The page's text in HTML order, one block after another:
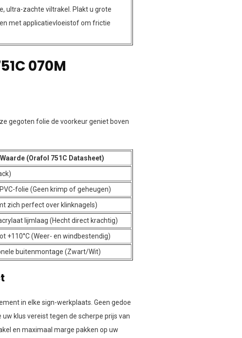
ultra-zachte viltrakel. Plakt u grote
met applicatievloeistof om frictie
070M
gegoten folie de voorkeur geniet boven
(Orafol 751C Datasheet)
folie (Geen krimp of geheugen)
zich perfect over klinknagels)
lijmlaag (Hecht direct krachtig)
+110°C (Weer- en windbestendig)
buitenmontage (Zwart/Wit)
in elke sign-werkplaats. Geen gedoe
klus vereist tegen de scherpe prijs van
en maximaal marge pakken op uw